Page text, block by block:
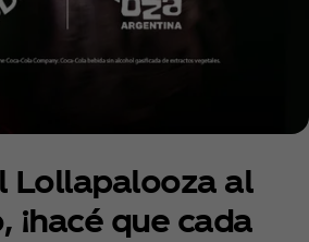
Lollapalooza al
¡hacé que cada